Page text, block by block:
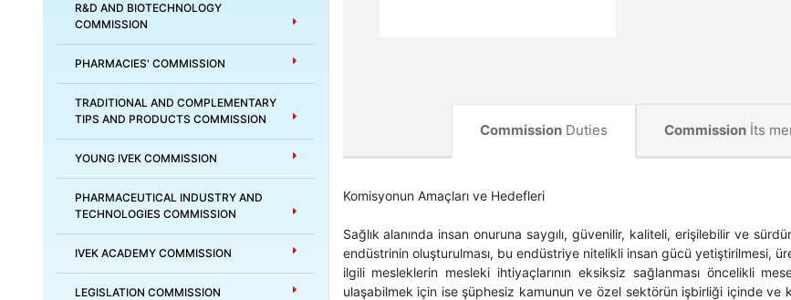
R&D AND BIOTECHNOLOGY
COMMISSION
PHARMACIES' COMMISSION
TRADITIONAL AND COMPLEMENTARY
TIPS AND PRODUCTS COMMISSION
YOUNG IVEK COMMISSION
PHARMACEUTICAL INDUSTRY AND
TECHNOLOGIES COMMISSION
IVEK ACADEMY COMMISSION
LEGISLATION COMMISSION
Commission Duties Commission İts
Komisyonun Amaçları ve Hedefleri
Sağlık alanında insan onuruna saygılı, güvenilir, kaliteli, erişilebilir ve
endüstrinin oluşturulması, bu endüstriye nitelikli insan gücü yetiştirilmesi,
ilgili mesleklerin mesleki ihtiyaçlarının eksiksiz sağlanması öncelikli
ulaşabilmek için ise şüphesiz kamunun ve özel sektörün işbirliği içinde